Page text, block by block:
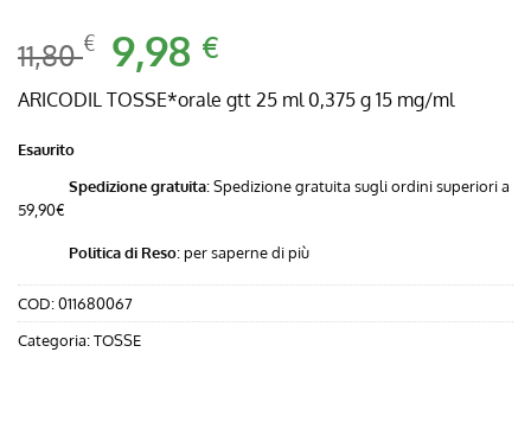
11,80€ Il
prezzo
originale
9,98 €
attuale
ARICODIL TOSSE*orale gtt 25 ml 0,375 g 15 mg/ml
Esaurito
Spedizione gratuita: Spedizione gratuita sugli ordini superiori a
59,90€
Politica di Reso:per saperne di più
COD:011680067
Categoria:TOSSE